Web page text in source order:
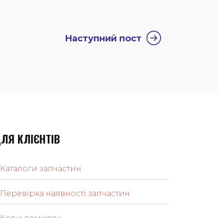
Наступний пост
КЛІЄНТІВ
Каталоги запчастин
Перевірка наявності запчастин